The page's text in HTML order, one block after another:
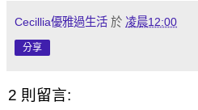
Cecillia優雅過生活 於 凌晨12:00
分享
2 則留言: